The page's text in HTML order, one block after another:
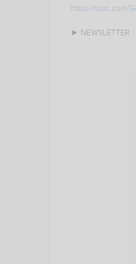
https://topc.com/
► NEWSLETTER :